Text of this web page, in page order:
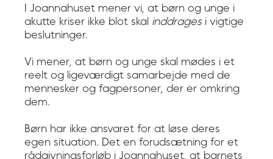
I Joannahuset mener vi, at børn og unge i
akutte kriser ikke blot skal inddrages i vigtige
beslutninger.
Vi mener, at børn og unge skal mødes i et
reelt og ligeværdigt samarbejde med de
mennesker og fagpersoner, der er omkring
dem.
Børn har ikke ansvaret for at løse deres
egen situation. Det en forudsætning for et
rådgivningsforløb i Joannahuset, at barnets